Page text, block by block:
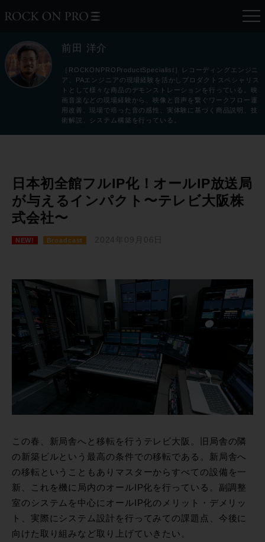
前田 洋介
［ROCKONPROProductSpecialist］レコーディングエンジニ
ア、PAエンジニアの現場経験を活かしプロダクトスペシャリス
トとして様々な商品のデモンストレーションを行っている。映
画音楽などの現場経験から、映像と音声を繋ぐワークフロー運
用改善、現場で培った音の感性、実体験に基づく商品説明、技
術解説、システム構築を行っている。
日本初全館フルIP化！オールIP放送局
が与えるインパクト〜テレビ大阪株
式会社〜
NEW! Broadcast 2024年09月06日
この春、新局舎へと移転を行うテレビ大阪。旧局舎の隣
の新築ビルという最高の条件での移転である。新局舎へ
の移転ということもありマスターからすべての設備を一
新、これを機に局内のオールIP化を行っている。副調整
室のシステムを中心にオールIP化のメリット・デメリッ
ト、実際にシステム設計を行ってみての課題点、今後に
向けた取り組みなど取り上げていきたい。